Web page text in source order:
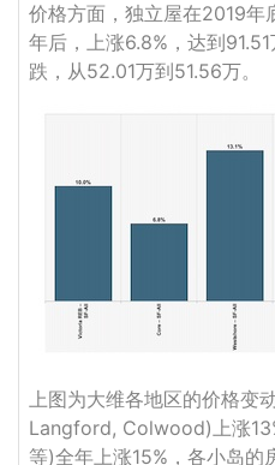
价格方面，独立屋在2019
年后，上涨6.8%，达到
跌，从52.01万到51.56万。
上图为大维各地区的价格变
Langford, Colwood)上涨
等)全年上涨15%，各小岛的